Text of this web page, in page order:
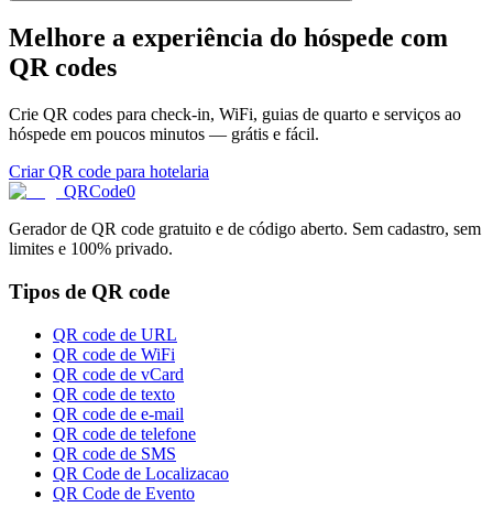
Melhore a experiência do hóspede com
QR codes
Crie QR codes para check-in, WiFi, guias de quarto e serviços ao
hóspede em poucos minutos — grátis e fácil.
Criar QR code para hotelaria
QRCode0
Gerador de QR code gratuito e de código aberto. Sem cadastro, sem
limites e 100% privado.
Tipos de QR code
QR code de URL
QR code de WiFi
QR code de vCard
QR code de texto
QR code de e-mail
QR code de telefone
QR code de SMS
QR Code de Localizacao
QR Code de Evento